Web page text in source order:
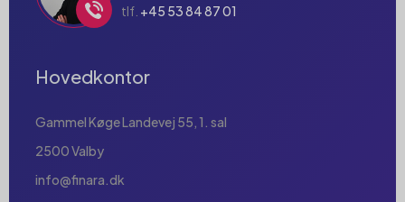
tlf. +45 53 84 87 01
Hovedkontor
Gammel Køge Landevej 55, 1. sal
2500 Valby
info@finara.dk